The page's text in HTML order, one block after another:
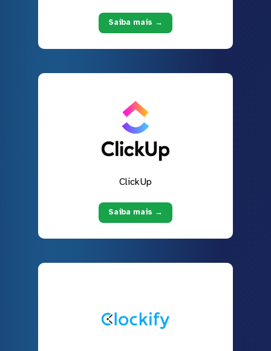
Saiba mais →
ClickUp
Saiba mais →